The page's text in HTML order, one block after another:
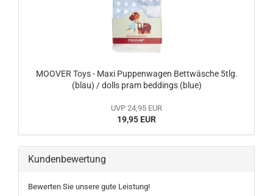
MOOVER Toys - Maxi Puppenwagen Bettwäsche 5tlg.
(blau) / dolls pram beddings (blue)
UVP 24,95 EUR
19,95 EUR
Kundenbewertung
Bewerten Sie unsere gute Leistung!